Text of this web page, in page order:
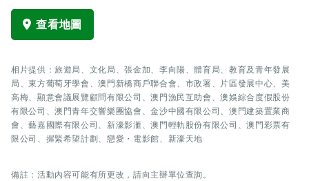
查看地圖
相片提供：旅遊局、文化局、張金加、李向陽、體育局、教育及青年發展
局、東方葡萄牙學會、澳門新橋商戶聯合會、市政署、片區發展中心、美
高梅、顯意會議展覽顧問有限公司、澳門漁民互助會、澳娛綜合度假股份
有限公司、澳門青年交響樂團協會、金沙中國有限公司、澳門建築置業商
會、藝嘉國際有限公司、新濠影滙、澳門輕軌股份有限公司、澳門彩票有
限公司、握緊希望計劃、戀愛・電影館、新濠天地
備註：活動內容可能有所更改，請向主辦單位查詢。